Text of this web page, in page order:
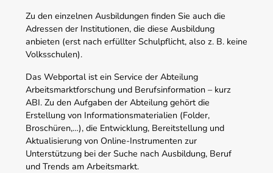
Zu den einzelnen Ausbildungen finden Sie auch die
Adressen der Institutionen, die diese Ausbildung
anbieten (erst nach erfüllter Schulpflicht, also z. B. keine
Volksschulen).
Das Webportal ist ein Service der Abteilung
Arbeitsmarktforschung und Berufsinformation – kurz
ABI. Zu den Aufgaben der Abteilung gehört die
Erstellung von Informationsmaterialien (Folder,
Broschüren,…), die Entwicklung, Bereitstellung und
Aktualisierung von Online-Instrumenten zur
Unterstützung bei der Suche nach Ausbildung, Beruf
und Trends am Arbeitsmarkt.